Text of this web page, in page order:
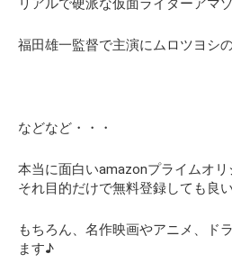
リアルで硬派な仮面ライダーアマ
福田雄一監督で主演にムロツヨシ
などなど・・・
本当に面白いamazonプライムオリ
それ目的だけで無料登録しても良
もちろん、名作映画やアニメ、ド
ます♪